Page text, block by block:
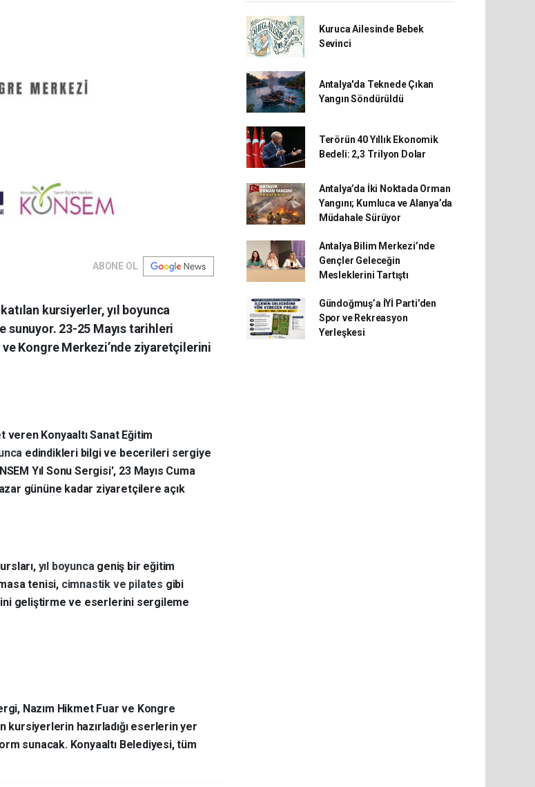
ABONE OL
kursiyerler, yıl boyunca
sunuyor. 23-25 Mayıs tarihleri
Kongre Merkezi’nde ziyaretçilerini
Konyaaltı Sanat Eğitim
edindikleri bilgi ve becerileri sergiye
Yıl Sonu Sergisi', 23 Mayıs Cuma
gününe kadar ziyaretçilere açık
yıl boyunca geniş bir eğitim
tenisi, cimnastik ve pilates gibi
geliştirme ve eserlerini sergileme
Nazım Hikmet Fuar ve Kongre
kursiyerlerin hazırladığı eserlerin yer
sunacak. Konyaaltı Belediyesi, tüm
Kuruca Ailesinde Bebek
Sevinci
Antalya'da Teknede Çıkan
Yangın Söndürüldü
Terörün 40 Yıllık Ekonomik
Bedeli: 2,3 Trilyon Dolar
Antalya’da İki Noktada Orman
Yangını; Kumluca ve Alanya’da
Müdahale Sürüyor
Antalya Bilim Merkezi’nde
Gençler Geleceğin
Mesleklerini Tartıştı
Gündoğmuş’a İYİ Parti’den
Spor ve Rekreasyon
Yerleşkesi